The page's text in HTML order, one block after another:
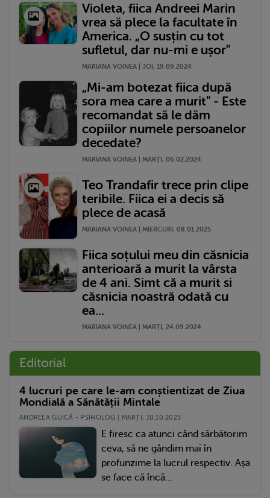
Violeta, fiica Andreei Marin
vrea să plece la facultate în
America. „O susțin cu tot
sufletul, dar nu-mi e ușor"
MARIANA VOINEA | JOI, 19.09.2024
„Mi-am botezat fiica după
sora mea care a murit" - Este
recomandat să le dăm
copiilor numele persoanelor
decedate?
MARIANA VOINEA | MARŢI, 06.02.2024
Teo Trandafir trece prin clipe
teribile. Fiica ei a decis să
plece de acasă
MARIANA VOINEA | MIERCURI, 08.01.2025
Fiica soțului meu din căsnicia
anterioară a murit la vârsta
de 4 ani. Simt că a murit si
căsnicia noastră odată cu
ea...
MARIANA VOINEA | MARŢI, 24.09.2024
Editorial
4 lucruri pe care le-am conștientizat de Ziua
Mondială a Sănătății Mintale
ANDREEA GUICĂ - PSIHOLOG | MARŢI, 10.10.2023
E firesc ca atunci când sărbătorim
ceva, să ne gândim mai în
profunzime la lucrul respectiv. Așa
se face că încă...